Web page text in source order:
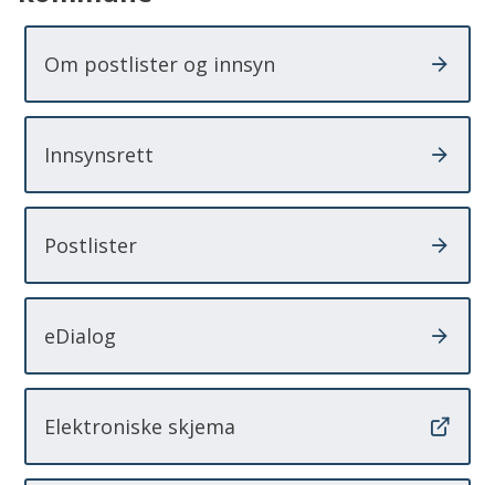
n
e
Om postlister og innsyn
Innsynsrett
Postlister
eDialog
Elektroniske skjema